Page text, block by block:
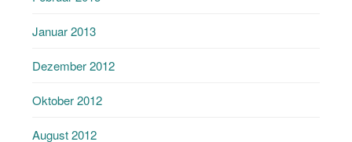
Januar 2013
Dezember 2012
Oktober 2012
August 2012